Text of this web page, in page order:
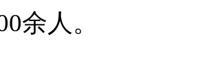
余人。